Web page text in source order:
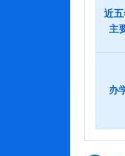
近
主
办